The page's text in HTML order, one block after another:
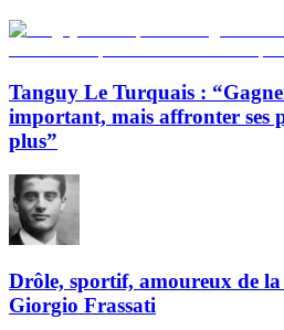
Tanguy Le Turquais :
important, mais affronter ses
plus”
Drôle, sportif, amoureux de
Giorgio Frassati